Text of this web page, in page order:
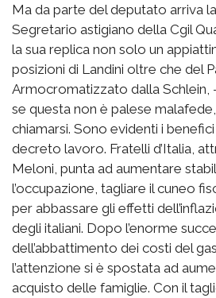
Ma da parte del deputato arriva
Segretario astigiano della Cgil
la sua replica non solo un
posizioni di Landini oltre che del
Armocromatizzato dalla
se questa non è palese
chiamarsi. Sono evidenti i
decreto lavoro. Fratelli d’Italia,
Meloni, punta ad aumentare
l’occupazione, tagliare il cuneo
per abbassare gli effetti
degli italiani. Dopo l’enorme
dell’abbattimento dei costi del
l’attenzione si è spostata ad
acquisto delle famiglie. Con il